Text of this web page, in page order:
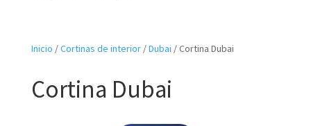
Inicio /Cortinas de interior/Dubai / Cortina Dubai
Cortina Dubai